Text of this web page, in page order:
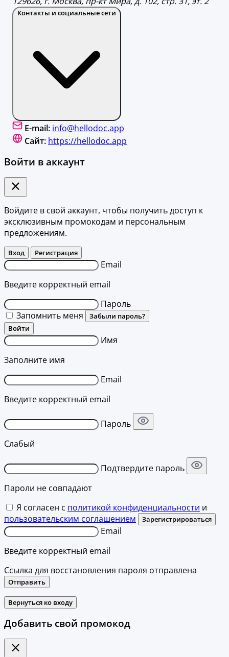
Контакты и социальные сети
E-mail: info@hellodoc.app
Сайт: https://hellodoc.app
Войти в аккаунт
Войдите в свой аккаунт, чтобы получить доступ к
эксклюзивным промокодам и персональным
предложениям.
Вход Регистрация
Email
Введите корректный email
Пароль
Запомнить меня
Забыли пароль?
Войти
Имя
Заполните имя
Email
Введите корректный email
Пароль
Слабый
Подтвердите пароль
Пароли не совпадают
Я согласен с политикой конфиденциальности и
пользовательским соглашением
Зарегистрироваться
Email
Введите корректный email
Ссылка для восстановления пароля отправлена
Отправить
Вернуться ко входу
Добавить свой промокод